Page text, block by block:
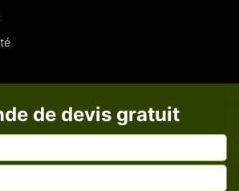
de devis gratuit